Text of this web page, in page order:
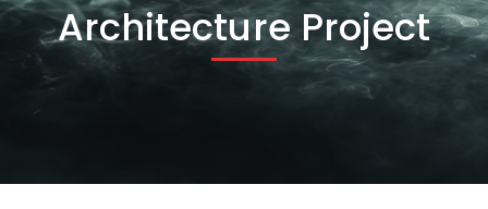
Architecture Project